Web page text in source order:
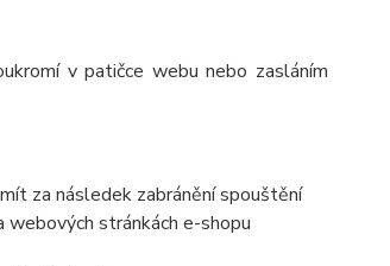
v patičce webu nebo zasláním
za následekzabránění spouštění
webových stránkách e-shopu